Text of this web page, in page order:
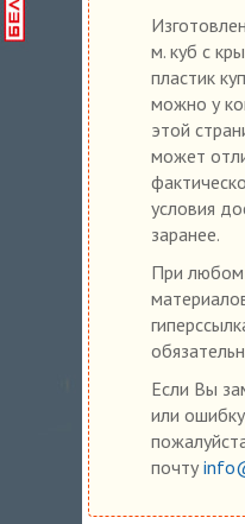
м. куб с
пластик
можно у
этой
может
условия
заранее.
При любом
Если Вы
или
почту